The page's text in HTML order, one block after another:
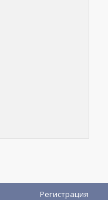
Регистрация